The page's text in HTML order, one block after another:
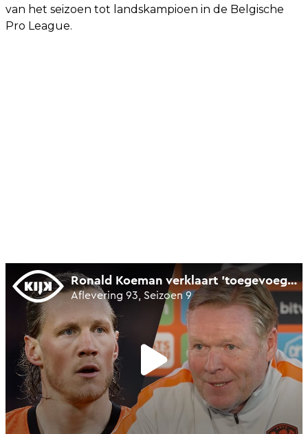
van het seizoen tot landskampioen in de Belgische
Pro League.